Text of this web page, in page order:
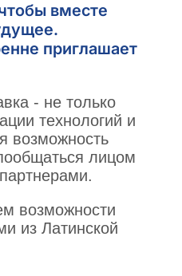
вместе
приглашает
- не только
технологий и
возможность
лицом
возможности
из Латинской